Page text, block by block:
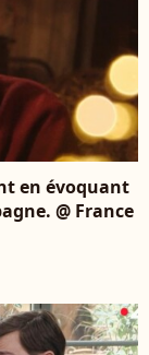
en évoquant
@ France